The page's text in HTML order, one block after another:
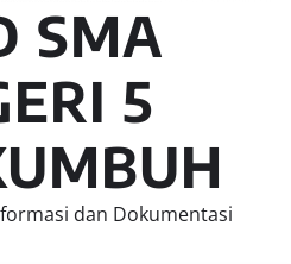
SMA
5
dan Dokumentasi